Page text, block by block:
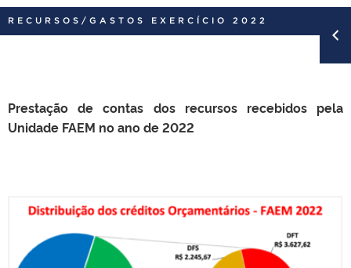
INTERNACIONAL
RECURSOS/GASTOS EXERCÍCIO 2022
Prestação de contas dos recursos recebidos pela
Unidade FAEM no ano de 2022